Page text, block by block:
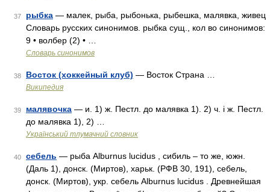
37 рыбка — малек, рыба, рыбонька, рыбешка, малявка, живец
Словарь русских синонимов. рыбка сущ., кол во синонимов:
9 • волбер (2) • …
Словарь синонимов
38 Восток (хоккейный клуб) — Восток Страна …
Википедия
39 малявочка — и. 1) ж. Пестл. до малявка 1). 2) ч. і ж. Пестл.
до малявка 1), 2) …
Український тлумачний словник
40 себель — рыба Alburnus lucidus , сибиль – то же, южн.
(Даль 1), донск. (Миртов), харьк. (РФВ 30, 191), себель,
донск. (Миртов), укр. себель Alburnus lucidus . Древнейшая